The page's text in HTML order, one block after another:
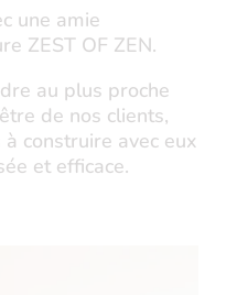
une amie
ZEST OF ZEN.
au plus proche
de nos clients,
construire avec eux
et efficace.